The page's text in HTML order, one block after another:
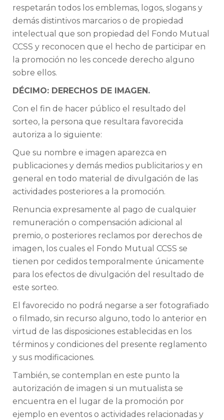
respetarán todos los emblemas, logos, slogans y
demás distintivos marcarios o de propiedad
intelectual que son propiedad del Fondo Mutual
CCSS y reconocen que el hecho de participar en
la promoción no les concede derecho alguno
sobre ellos.
DÉCIMO: DERECHOS DE IMAGEN.
Con el fin de hacer público el resultado del
sorteo, la persona que resultara favorecida
autoriza a lo siguiente:
Que su nombre e imagen aparezca en
publicaciones y demás medios publicitarios y en
general en todo material de divulgación de las
actividades posteriores a la promoción.
Renuncia expresamente al pago de cualquier
remuneración o compensación adicional al
premio, o posteriores reclamos por derechos de
imagen, los cuales el Fondo Mutual CCSS se
tienen por cedidos temporalmente únicamente
para los efectos de divulgación del resultado de
este sorteo.
El favorecido no podrá negarse a ser fotografiado
o filmado, sin recurso alguno, todo lo anterior en
virtud de las disposiciones establecidas en los
términos y condiciones del presente reglamento
y sus modificaciones.
También, se contemplan en este punto la
autorización de imagen si un mutualista se
encuentra en el lugar de la promoción por
ejemplo en eventos o actividades relacionadas y